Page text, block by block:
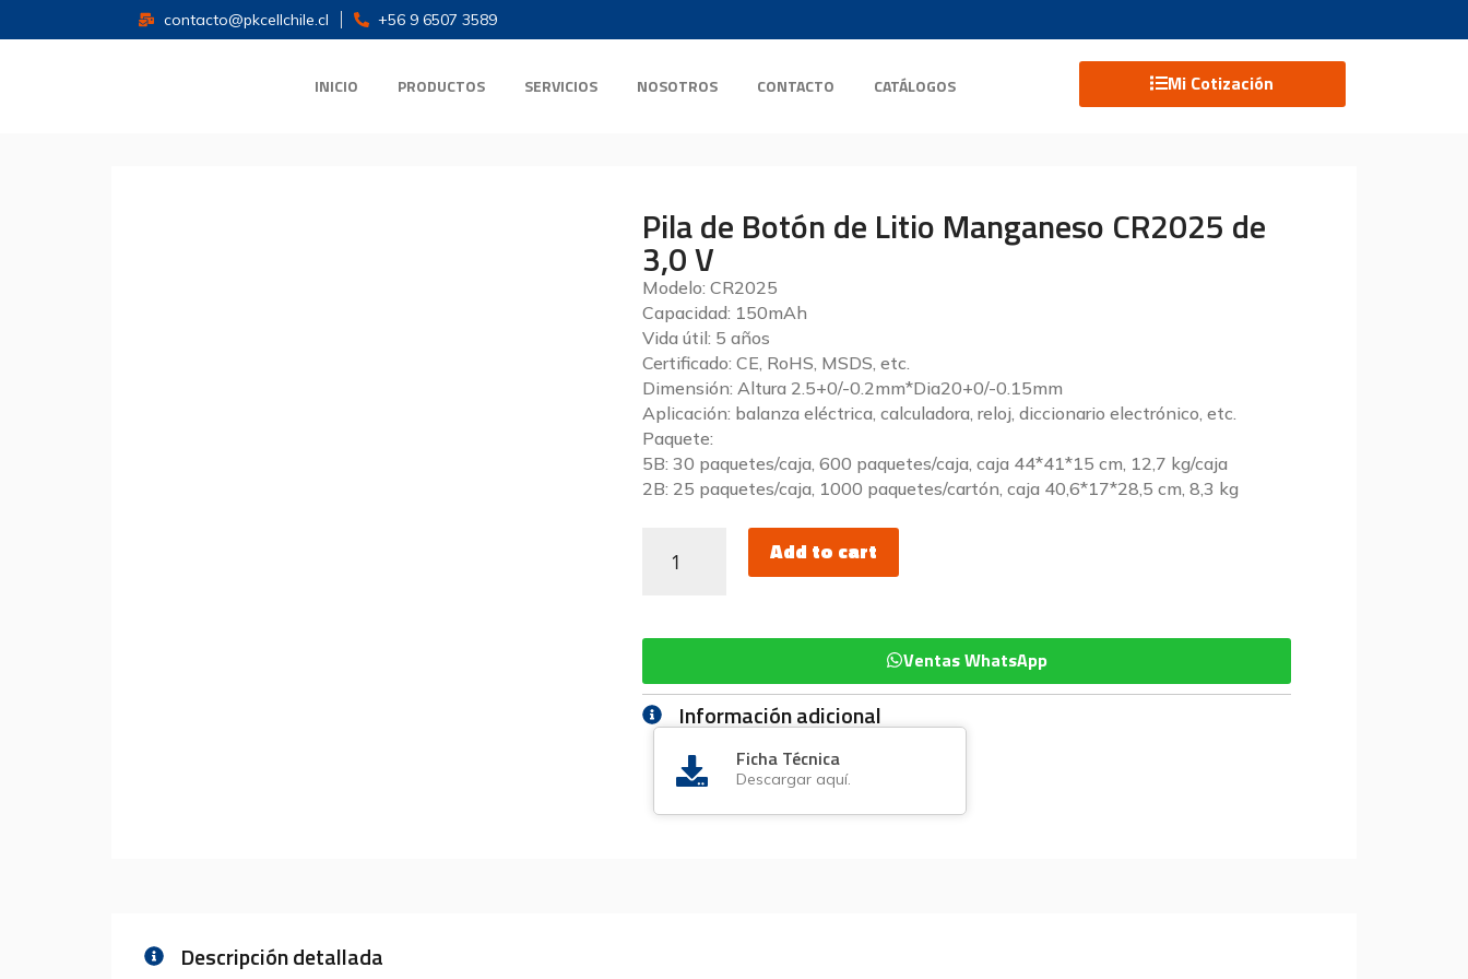
contacto@pkcellchile.cl +56 9 6507 3589
INICIO PRODUCTOS SERVICIOS NOSOTROS CONTACTO CATÁLOGOS Mi Cotización
Pila de Botón de Litio Manganeso CR2025 de
3,0 V
Modelo: CR2025
Capacidad: 150mAh
Vida útil: 5 años
Certificado: CE, RoHS, MSDS, etc.
Dimensión: Altura 2.5+0/-0.2mm*Dia20+0/-0.15mm
Aplicación: balanza eléctrica, calculadora, reloj, diccionario electrónico, etc.
Paquete:
5B: 30 paquetes/caja, 600 paquetes/caja, caja 44*41*15 cm, 12,7 kg/caja
2B: 25 paquetes/caja, 1000 paquetes/cartón, caja 40,6*17*28,5 cm, 8,3 kg
Add to cart
Ventas WhatsApp
Información adicional
Ficha Técnica
Descargar aquí.
Descripción detallada